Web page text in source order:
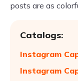
posts are as
Catalogs:
Instagram
Instagram